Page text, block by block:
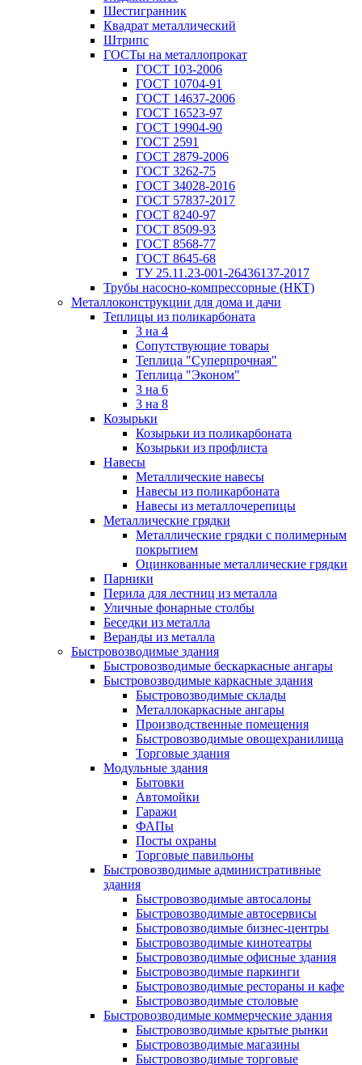
Шестигранник
Квадрат металлический
Штрипс
ГОСТы на металлопрокат
ГОСТ 103-2006
ГОСТ 10704-91
ГОСТ 14637-2006
ГОСТ 16523-97
ГОСТ 19904-90
ГОСТ 2591
ГОСТ 2879-2006
ГОСТ 3262-75
ГОСТ 34028-2016
ГОСТ 57837-2017
ГОСТ 8240-97
ГОСТ 8509-93
ГОСТ 8568-77
ГОСТ 8645-68
ТУ 25.11.23-001-26436137-2017
Трубы насосно-компрессорные (НКТ)
Металлоконструкции для дома и дачи
Теплицы из поликарбоната
3 на 4
Сопутствующие товары
Теплица "Суперпрочная"
Теплица "Эконом"
3 на 6
3 на 8
Козырьки
Козырьки из поликарбоната
Козырьки из профлиста
Навесы
Металлические навесы
Навесы из поликарбоната
Навесы из металлочерепицы
Металлические грядки
Металлические грядки с полимерным
покрытием
Оцинкованные металлические грядки
Парники
Перила для лестниц из металла
Уличные фонарные столбы
Беседки из металла
Веранды из металла
Быстровозводимые здания
Быстровозводимые бескаркасные ангары
Быстровозводимые каркасные здания
Быстровозводимые склады
Металлокаркасные ангары
Производственные помещения
Быстровозводимые овощехранилища
Торговые здания
Модульные здания
Бытовки
Автомойки
Гаражи
ФАПы
Посты охраны
Торговые павильоны
Быстровозводимые административные
здания
Быстровозводимые автосалоны
Быстровозводимые автосервисы
Быстровозводимые бизнес-центры
Быстровозводимые кинотеатры
Быстровозводимые офисные здания
Быстровозводимые паркинги
Быстровозводимые рестораны и кафе
Быстровозводимые столовые
Быстровозводимые коммерческие здания
Быстровозводимые крытые рынки
Быстровозводимые магазины
Быстровозводимые торговые